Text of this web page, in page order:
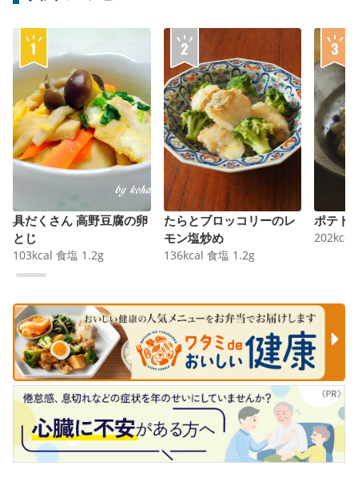
具だくさん 高野豆腐の卵
とじ
103kcal 食塩 1.2g
たらとブロッコリーのレ
モン塩炒め
136kcal 食塩 1.2g
ポテト
202kcal